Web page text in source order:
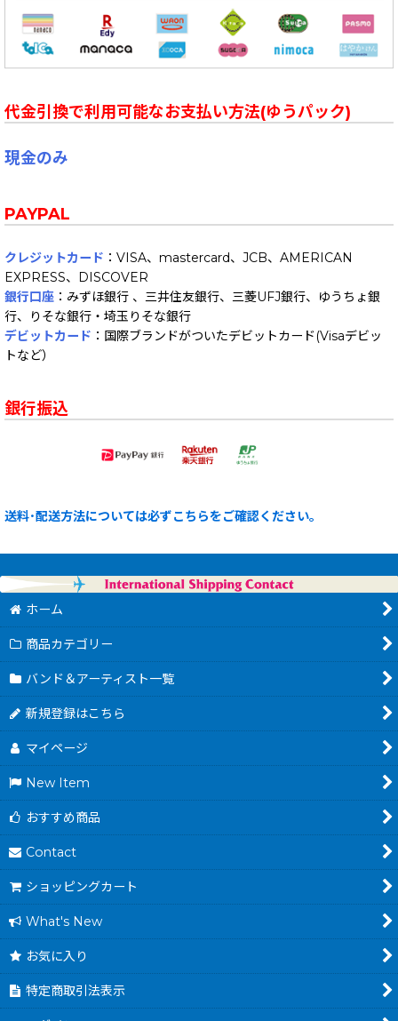
代金引換で利用可能なお支払い方法(ゆうパック)
現金のみ
PAYPAL
クレジットカード ：VISA、mastercard、JCB、AMERICAN
EXPRESS、DISCOVER
銀行口座 ：みずほ銀行 、三井住友銀行、三菱UFJ銀行、ゆうちょ銀
行、りそな銀行・埼玉りそな銀行
デビットカード ：国際ブランドがついたデビットカード(Visaデビッ
トなど）
銀行振込
送料･配送方法については必ずこちらをご確認ください。
ホーム
商品カテゴリー
バンド＆アーティスト一覧
新規登録はこちら
マイページ
New Item
おすすめ商品
Contact
ショッピングカート
What's New
お気に入り
特定商取引法表示